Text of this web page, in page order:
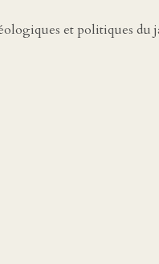
et politiques du